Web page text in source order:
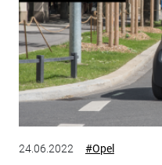
24.06.2022 #Opel